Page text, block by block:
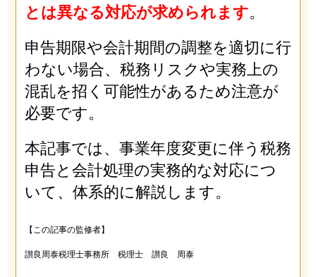
とは異なる対応が求められます。
申告期限や会計期間の調整を適切に行
わない場合、税務リスクや実務上の
混乱を招く可能性があるため注意が
必要です。
本記事では、事業年度変更に伴う税務
申告と会計処理の実務的な対応につ
いて、体系的に解説します。
【この記事の監修者】
讃良周泰税理士事務所 税理士 讃良 周泰